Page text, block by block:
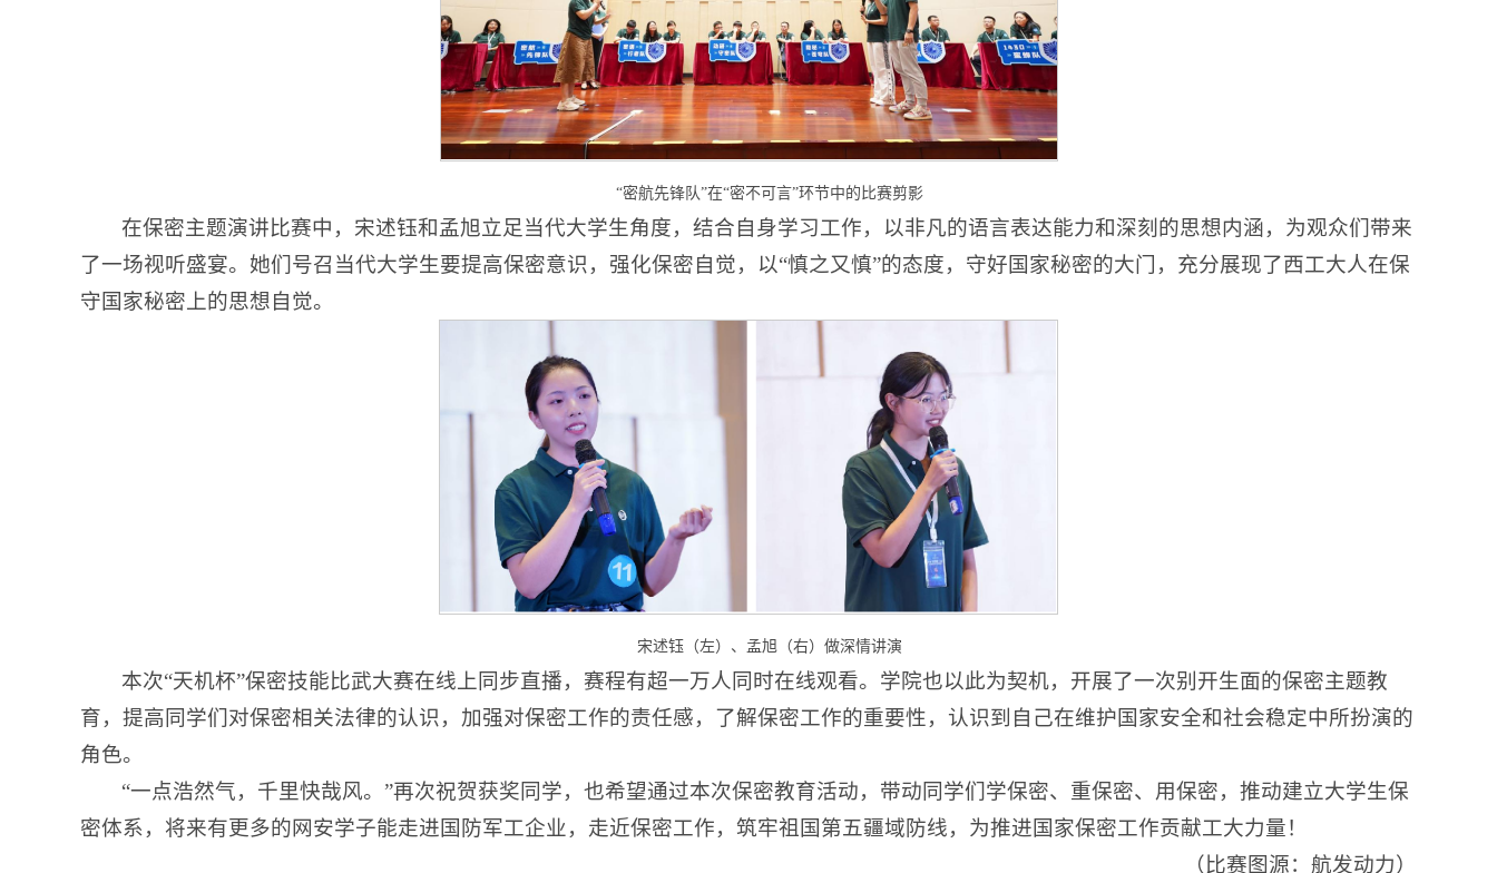
“密航先锋队”在“密不可言”环节中的比赛剪影
在保密主题演讲比赛中，宋述钰和孟旭立足当代大学生角度，结合自身学习工作，以非凡的语言表达能力和深刻的思想内涵，为观众们带来
了一场视听盛宴。她们号召当代大学生要提高保密意识，强化保密自觉，以“慎之又慎”的态度，守好国家秘密的大门，充分展现了西工大人在保
守国家秘密上的思想自觉。
宋述钰（左）、孟旭（右）做深情讲演
本次“天机杯”保密技能比武大赛在线上同步直播，赛程有超一万人同时在线观看。学院也以此为契机，开展了一次别开生面的保密主题教
育，提高同学们对保密相关法律的认识，加强对保密工作的责任感，了解保密工作的重要性，认识到自己在维护国家安全和社会稳定中所扮演的
角色。
“一点浩然气，千里快哉风。”再次祝贺获奖同学，也希望通过本次保密教育活动，带动同学们学保密、重保密、用保密，推动建立大学生保
密体系，将来有更多的网安学子能走进国防军工企业，走近保密工作，筑牢祖国第五疆域防线，为推进国家保密工作贡献工大力量！
（比赛图源：航发动力）